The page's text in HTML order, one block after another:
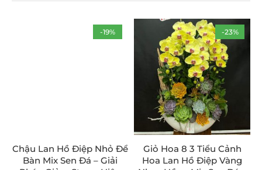
-19%
Chậu Lan Hồ Điệp Nhỏ Để
Bàn Mix Sen Đá – Giải
-23%
Giỏ Hoa 8 3 Tiểu Cảnh
Hoa Lan Hồ Điệp Vàng